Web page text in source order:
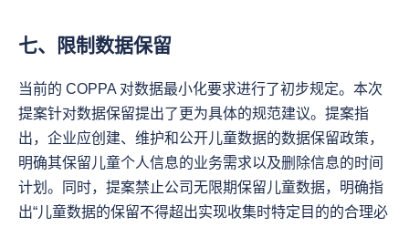
七、限制数据保留
当前的 COPPA 对数据最小化要求进行了初步规定。本次
提案针对数据保留提出了更为具体的规范建议。提案指
出，企业应创建、维护和公开儿童数据的数据保留政策，
明确其保留儿童个人信息的业务需求以及删除信息的时间
计划。同时，提案禁止公司无限期保留儿童数据，明确指
出“儿童数据的保留不得超出实现收集时特定目的的合理必